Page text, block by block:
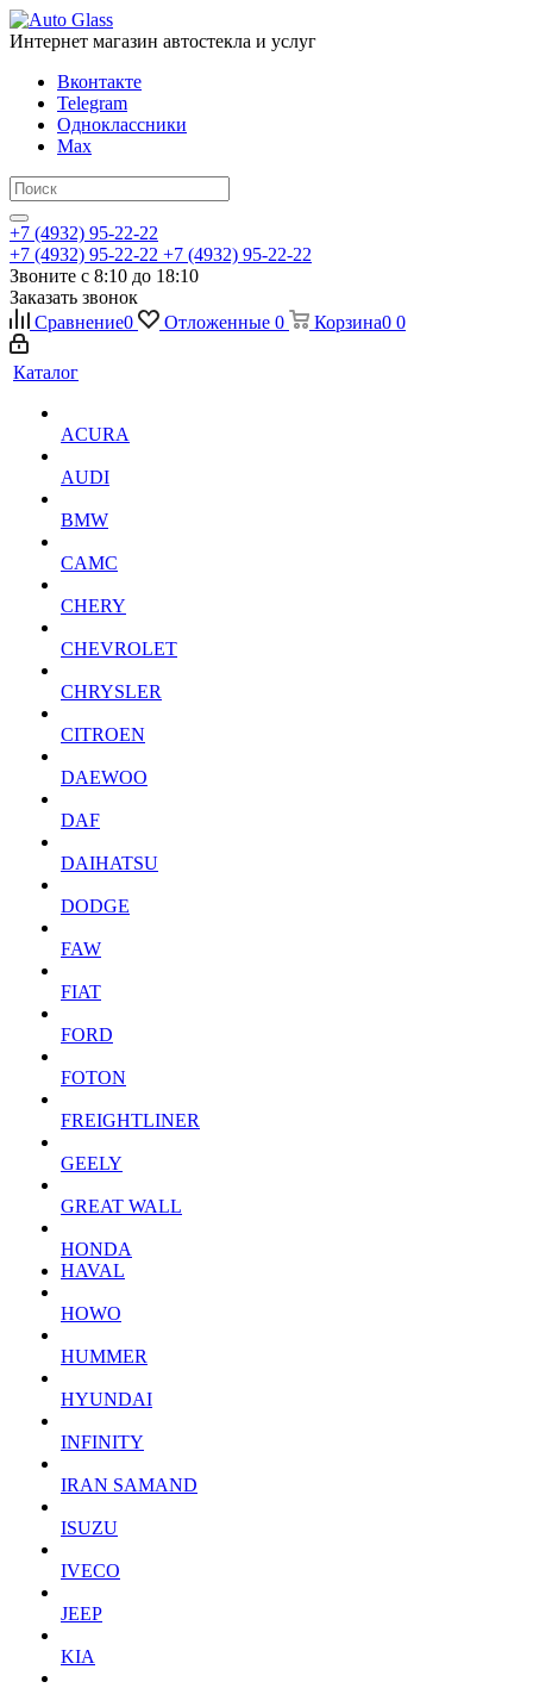
Интернет магазин автостекла и услуг
Вконтакте
Telegram
Одноклассники
Max
+7 (4932) 95-22-22
+7 (4932) 95-22-22 +7 (4932) 95-22-22
Звоните с 8:10 до 18:10
Заказать звонок
Сравнение0 Отложенные 0 Корзина0 0
Каталог
ACURA
AUDI
BMW
CAMC
CHERY
CHEVROLET
CHRYSLER
CITROEN
DAEWOO
DAF
DAIHATSU
DODGE
FAW
FIAT
FORD
FOTON
FREIGHTLINER
GEELY
GREAT WALL
HONDA
HAVAL
HOWO
HUMMER
HYUNDAI
INFINITY
IRAN SAMAND
ISUZU
IVECO
JEEP
KIA